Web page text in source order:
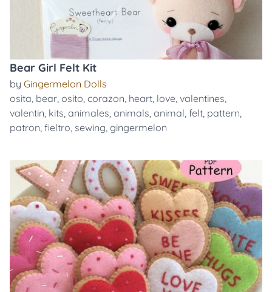
Bear Girl Felt Kit
by Gingermelon Dolls
osita, bear, osito, corazon, heart, love, valentines,
valentin, kits, animales, animals, animal, felt, pattern,
patron, fieltro, sewing, gingermelon